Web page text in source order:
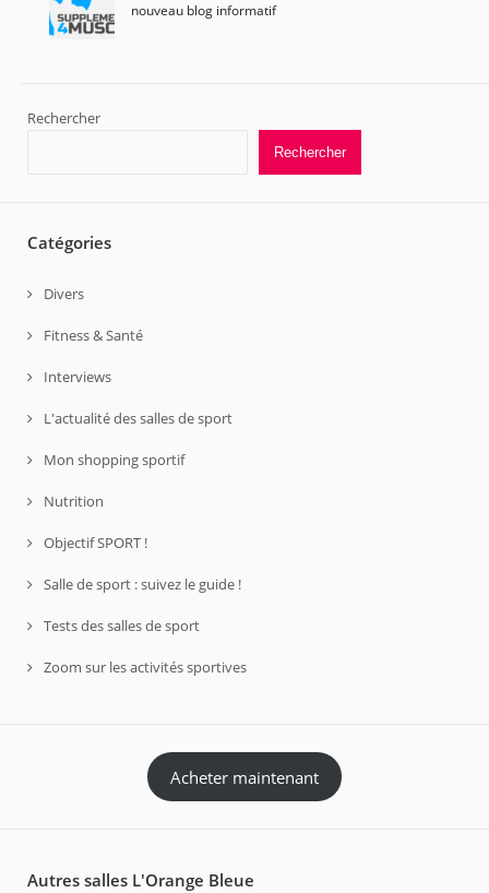
nouveau blog informatif
Rechercher
Rechercher
Catégories
Divers
Fitness & Santé
Interviews
L'actualité des salles de sport
Mon shopping sportif
Nutrition
Objectif SPORT !
Salle de sport : suivez le guide !
Tests des salles de sport
Zoom sur les activités sportives
Acheter maintenant
Autres salles L'Orange Bleue